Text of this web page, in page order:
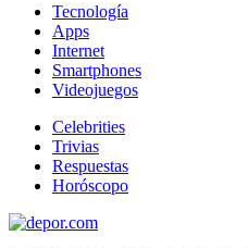
Tecnología
Apps
Internet
Smartphones
Videojuegos
Celebrities
Trivias
Respuestas
Horóscopo